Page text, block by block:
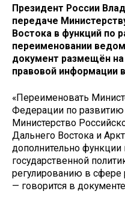
Президент России
передаче
Востока в функций по
переименовании
документ размещён
правовой информации
«Переименовать
Федерации по развитию
Министерство
Дальнего Востока и
дополнительно
государственной
регулированию в сфере
— говорится в